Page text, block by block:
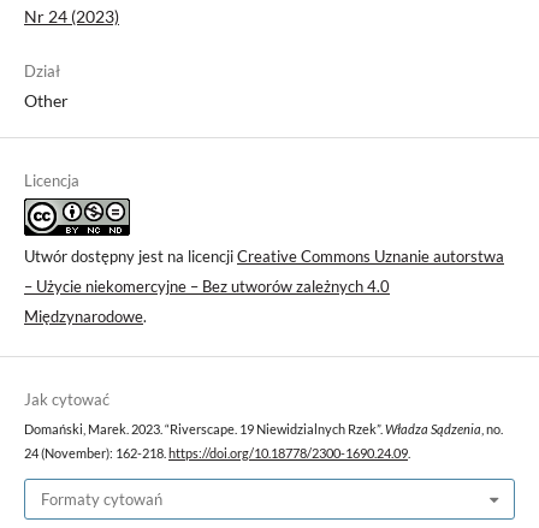
Nr 24 (2023)
Dział
Other
Licencja
Utwór dostępny jest na licencjiCreative Commons Uznanie autorstwa
– Użycie niekomercyjne – Bez utworów zależnych 4.0
Międzynarodowe.
Jak cytować
Domański, Marek. 2023. “Riverscape. 19 Niewidzialnych Rzek”. Władza Sądzenia , no.
24 (November): 162-218. https://doi.org/10.18778/2300-1690.24.09
Formaty cytowań